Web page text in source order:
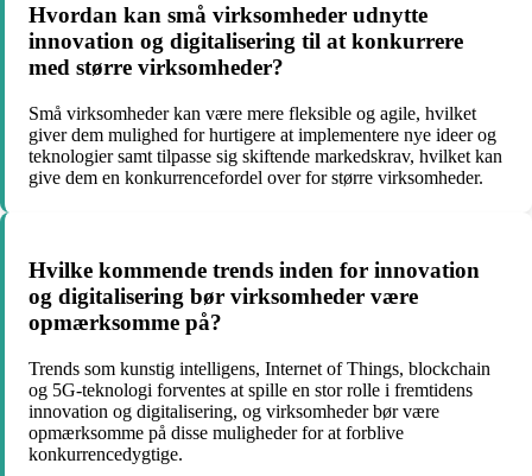
Hvordan kan små virksomheder udnytte
innovation og digitalisering til at konkurrere
med større virksomheder?
Små virksomheder kan være mere fleksible og agile, hvilket
giver dem mulighed for hurtigere at implementere nye ideer og
teknologier samt tilpasse sig skiftende markedskrav, hvilket kan
give dem en konkurrencefordel over for større virksomheder.
Hvilke kommende trends inden for innovation
og digitalisering bør virksomheder være
opmærksomme på?
Trends som kunstig intelligens, Internet of Things, blockchain
og 5G-teknologi forventes at spille en stor rolle i fremtidens
innovation og digitalisering, og virksomheder bør være
opmærksomme på disse muligheder for at forblive
konkurrencedygtige.